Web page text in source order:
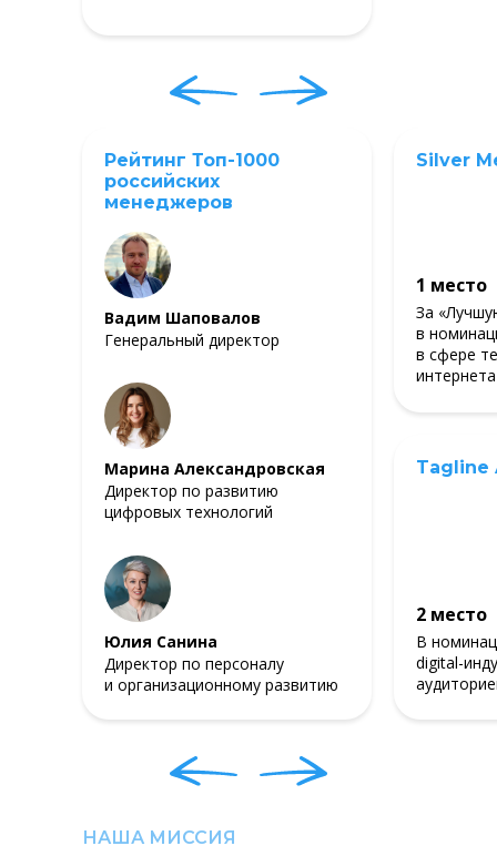
Silver
1 место
За
в
в сфере
Рейтинг Топ-1000
российских
менеджеров
Вадим Шаповалов
Генеральный директор
Марина Александровская
Директор по развитию
цифровых технологий
Юлия Санина
Директор по персоналу
и организационному развитию
Tagline
2 место
В
digital-
НАША МИССИЯ